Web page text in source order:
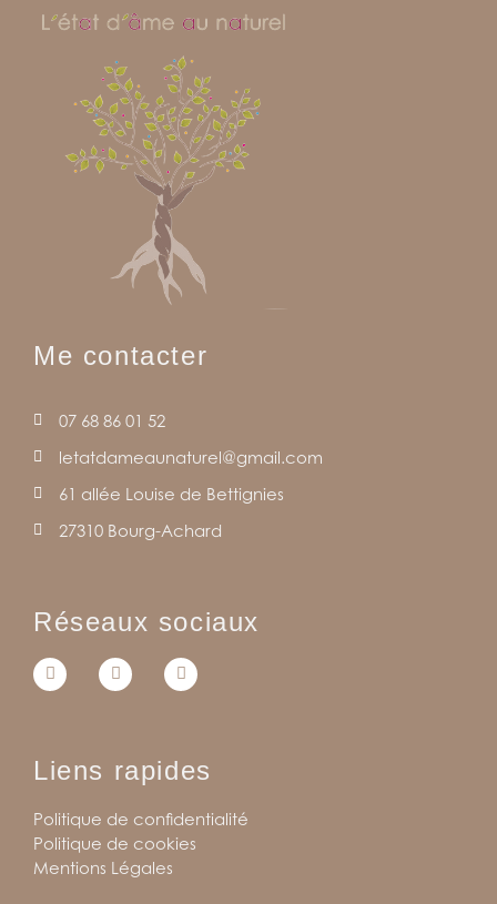
Me contacter
07 68 86 01 52
letatdameaunaturel@gmail.com
61 allée Louise de Bettignies
27310 Bourg-Achard
Réseaux sociaux
Liens rapides
Politique de confidentialité
Politique de cookies
Mentions Légales